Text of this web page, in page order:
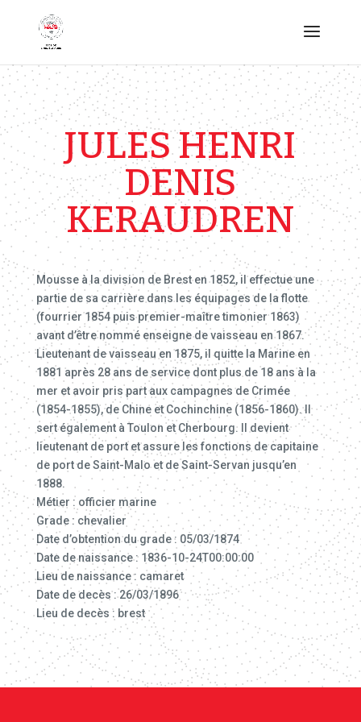
JULES HENRI
DENIS
KERAUDREN
Mousse à la division de Brest en 1852, il effectue une
partie de sa carrière dans les équipages de la flotte
(fourrier 1854 puis premier-maître timonier 1863)
avant d’être nommé enseigne de vaisseau en 1867.
Lieutenant de vaisseau en 1875, il quitte la Marine en
1881 après 28 ans de service dont plus de 18 ans à la
mer et avoir pris part aux campagnes de Crimée
(1854-1855), de Chine et Cochinchine (1856-1860). Il
sert également à Toulon et Cherbourg. Il devient
lieutenant de port et assure les fonctions de capitaine
de port de Saint-Malo et de Saint-Servan jusqu’en
1888.
Métier : officier marine
Grade : chevalier
Date d’obtention du grade : 05/03/1874
Date de naissance : 1836-10-24T00:00:00
Lieu de naissance : camaret
Date de decès : 26/03/1896
Lieu de decès : brest